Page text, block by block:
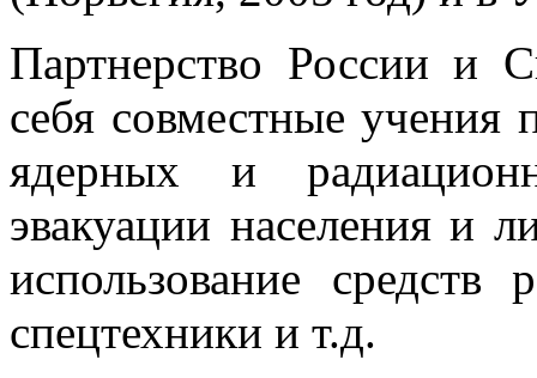
Партнерство России и
себя совместные учения
ядерных и
эвакуации населения и
использование средств
спецтехники и т.д.